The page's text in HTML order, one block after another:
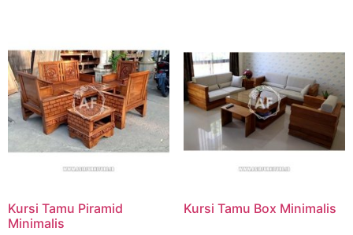
Kursi Tamu Piramid
Minimalis
Kursi Tamu Box Minimalis